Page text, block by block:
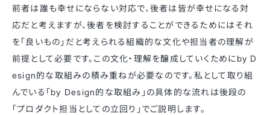
前者は誰も幸せにならない対応で、後者は皆が幸せになる対
応だと考えますが、後者を検討することができるためにはそれ
を「良いもの」だと考えられる組織的な文化や担当者の理解が
前提として必要です。この文化・理解を醸成していくためにby D
esign的な取組みの積み重ねが必要なのです。私として取り組
んでいる「by Design的な取組み」の具体的な流れは後段の
「プロダクト担当としての立回り」でご説明します。